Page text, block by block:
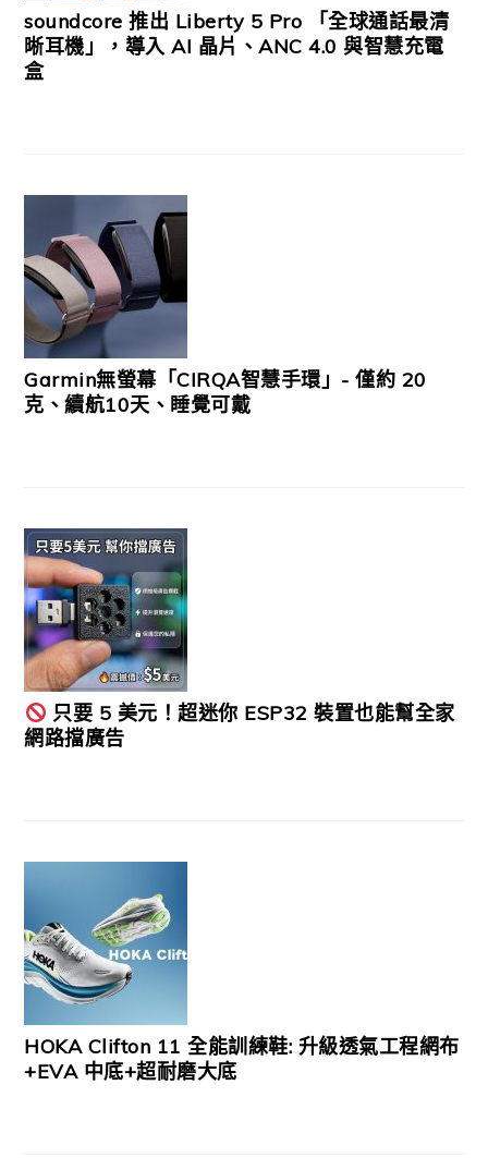
soundcore 推出 Liberty 5 Pro 「全球通話最清
晰耳機」，導入 AI 晶片、ANC 4.0 與智慧充電
盒
Garmin無螢幕「CIRQA智慧手環」- 僅約 20
克、續航10天、睡覺可戴
只要 5 美元！超迷你 ESP32 裝置也能幫全家
網路擋廣告
HOKA Clifton 11 全能訓練鞋: 升級透氣工程網布
+EVA 中底+超耐磨大底